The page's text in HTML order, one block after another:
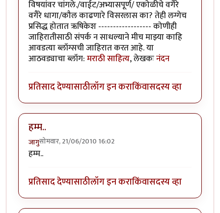
विषयांवर चांगले./वाईट/अभ्यासपूर्ण/ एकोळीचे वगैरे
वगैरे धागा/कौल काढणारे विसरलास का? तेही लग्गेच
प्रसिद्ध होतात ऋषिकेश ------------------ कोणीही
जाहिरातीसाठी संपर्क न साधल्याने मीच माझ्या काहि
आवडत्या ब्लॉग्सची जाहिरात करत आहे. या
आठवड्याचा ब्लॉग:मराठी साहित्य, लेखकःनंदन
प्रतिसाद देण्यासाठीलॉग इन कराकिंवासदस्य व्हा
हम्म..
जागुसोमवार, 21/06/2010 16:02
हम्म..
प्रतिसाद देण्यासाठीलॉग इन कराकिंवासदस्य व्हा